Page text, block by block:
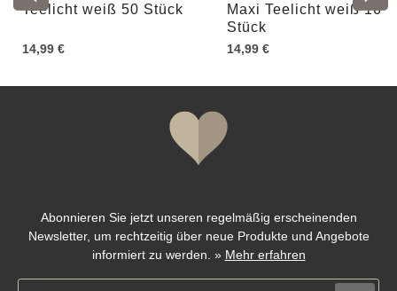
Teelicht weiß 50 Stück
14,99 €
Maxi Teelicht weiß 16
Stück
14,99 €
Abonnieren Sie jetzt unseren regelmäßig erscheinenden
Newsletter, um rechtzeitig über neue Produkte und Angebote
informiert zu werden. » Mehr erfahren